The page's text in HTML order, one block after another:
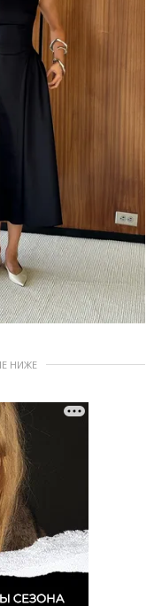
НИЖЕ